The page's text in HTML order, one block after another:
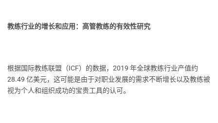
教练行业的增长和应用：高管教练的有效性研究
根据国际教练联盟（ICF）的数据，2019 年全球教练行业产值约
28.49 亿美元，这可能是由于对职业发展的需求不断增长以及教练被
视为个人和组织成功的宝贵工具的认可。